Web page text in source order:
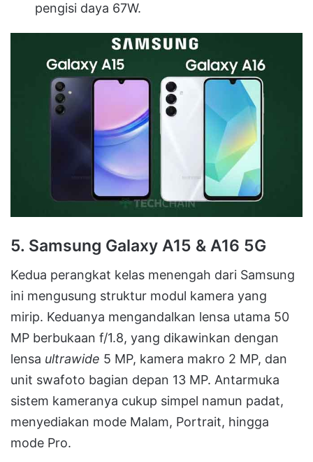
pengisi daya 67W.
5. Samsung Galaxy A15 & A16 5G
Kedua perangkat kelas menengah dari Samsung
ini mengusung struktur modul kamera yang
mirip. Keduanya mengandalkan lensa utama 50
MP berbukaan f/1.8, yang dikawinkan dengan
lensa ultrawide 5 MP, kamera makro 2 MP, dan
unit swafoto bagian depan 13 MP. Antarmuka
sistem kameranya cukup simpel namun padat,
menyediakan mode Malam, Portrait, hingga
mode Pro.